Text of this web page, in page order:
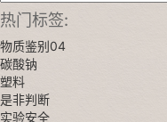
热门标签:
物质鉴别04
碳酸钠
塑料
是非判断
实验安全